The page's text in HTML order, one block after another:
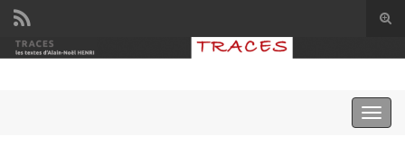
Search for: